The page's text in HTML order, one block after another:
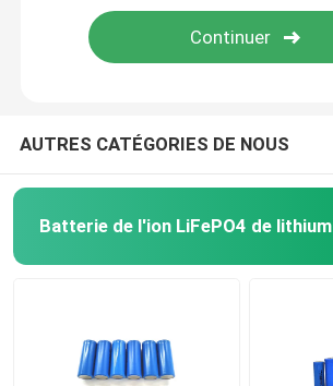
AUTRES CATÉGORIES DE NOUS
Batterie de l'ion LiFePO4 de lithium